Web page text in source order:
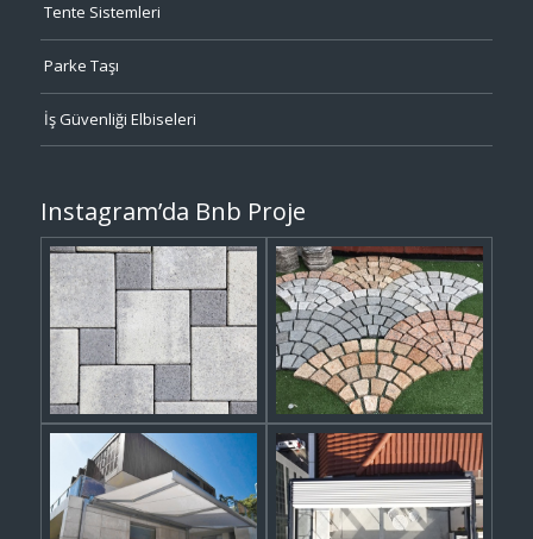
Tente Sistemleri
Parke Taşı
İş Güvenliği Elbiseleri
Instagram’da Bnb Proje